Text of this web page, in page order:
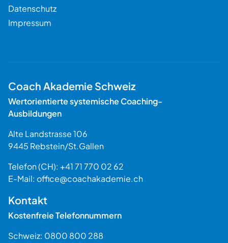
Datenschutz
Impressum
Coach Akademie Schweiz
Wertorientierte systemische Coaching-
Ausbildungen
Alte Landstrasse 106
9445 Rebstein/St.Gallen
Telefon (CH): +41 71 770 02 62
E-Mail: office@coachakademie.ch
Kontakt
Kostenfreie Telefonnummern
Schweiz: 0800 800 288